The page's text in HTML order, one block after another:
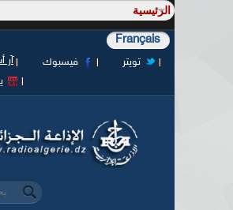
Français
فيسبوك
تويتر